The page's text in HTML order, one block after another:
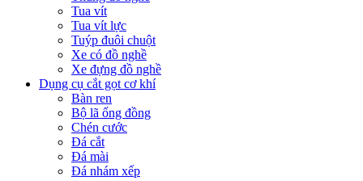
Tua vít
Tua vít lực
Tuýp đuôi chuột
Xe có đồ nghề
Xe đựng đồ nghề
Dụng cụ cắt gọt cơ khí
Bàn ren
Bộ lã ống đồng
Chén cước
Đá cắt
Đá mài
Đá nhám xếp